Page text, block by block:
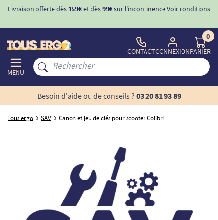
Livraison offerte dès 159€et dès99€sur l'incontinenceVoir conditions
MENU
CONTACTCONNEXION
0
PANIER
Besoin d'aide ou de conseils ? 03 20 81 93 89
Tous ergo SAV Canon et jeu de clés pour scooter Colibri